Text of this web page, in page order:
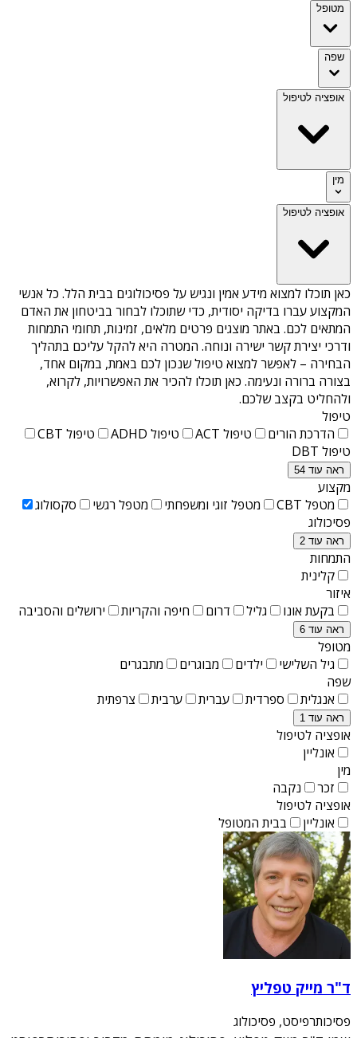
מטופל
שפה
אופציה לטיפול
מין
אופציה לטיפול
כאן תוכלו למצוא מידע אמין ונגיש על פסיכולוגים בבית הלל. כל אנשי
המקצוע עברו בדיקה יסודית, כדי שתוכלו לבחור בביטחון את האדם
המתאים לכם. באתר מוצגים פרטים מלאים, זמינות, תחומי התמחות
ודרכי יצירת קשר ישירה ונוחה. המטרה היא להקל עליכם בתהליך
הבחירה – לאפשר למצוא טיפול שנכון לכם באמת, במקום אחד,
בצורה ברורה ונעימה. כאן תוכלו להכיר את האפשרויות, לקרוא,
ולהחליט בקצב שלכם.
טיפול
הדרכת הורים
טיפול ACT טיפול ADHD
טיפול CBT
טיפול DBT
ראה עוד 54
מקצוע
מטפל CBT
מטפל זוגי ומשפחתי מטפל רגשי
סקסולוג
פסיכולוג
ראה עוד 2
התמחות
קלינית
איזור
בקעת אונו
גליל דרום חיפה והקריות ירושלים והסביבה
ראה עוד 6
מטופל
גיל השלישי
ילדים מבוגרים
מתבגרים
שפה
אנגלית
ספרדית עברית ערבית צרפתית
ראה עוד 1
אופציה לטיפול
אונליין
מין
זכר
נקבה
אופציה לטיפול
אונליין
בבית המטופל
ד"ר מייק טפליץ
פסיכותרפיסט, פסיכולוג